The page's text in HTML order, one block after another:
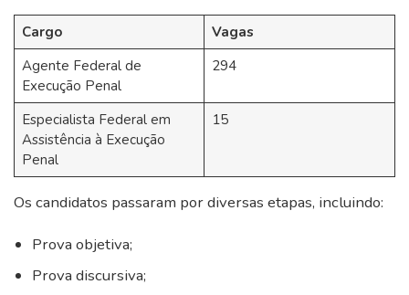
Cargo
Vagas
Agente Federal de
Execução Penal
294
Especialista Federal em
Assistência à Execução
Penal
15
Os candidatos passaram por diversas etapas, incluindo:
Prova objetiva;
Prova discursiva;